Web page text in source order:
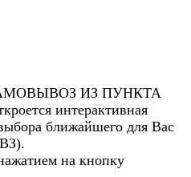
ИЗ ПУНКТА
интерактивная
ближайшего для Вас
на кнопку